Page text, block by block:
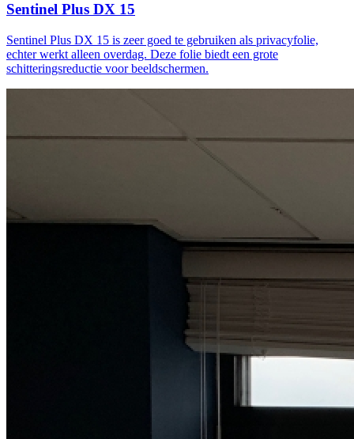
Sentinel Plus DX 15
Sentinel Plus DX 15 is zeer goed te gebruiken als privacyfolie,
echter werkt alleen overdag. Deze folie biedt een grote
schitteringsreductie voor beeldschermen.